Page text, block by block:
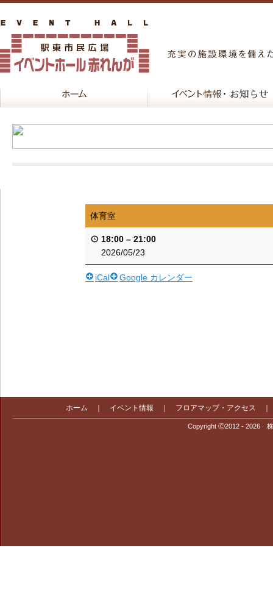
体育室
18:00 – 21:00
2026/05/23
iCal Google カレンダー
ホーム イベント情報 フロアマップ・アクセス
Copyright Ⓒ2012 - 2026 株